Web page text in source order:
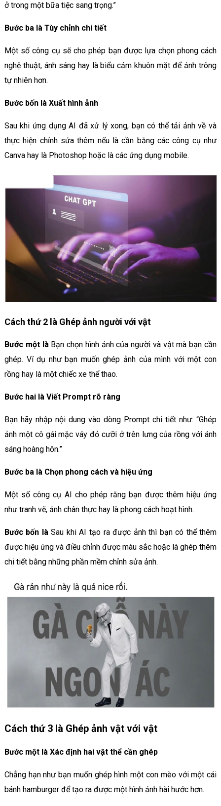
ở trong một bữa tiệc sang trọng.”
Bước ba là Tùy chỉnh chi tiết
Một số công cụ sẽ cho phép bạn được lựa chọn phong cách
nghệ thuật, ánh sáng hay là biểu cảm khuôn mặt để ảnh trông
tự nhiên hơn.
Bước bốn là Xuất hình ảnh
Sau khi ứng dụng AI đã xử lý xong, bạn có thể tải ảnh về và
thực hiện chỉnh sửa thêm nếu là cần bằng các công cụ như
Canva hay là Photoshop hoặc là các ứng dụng mobile.
Cách thứ 2 là Ghép ảnh người với vật
Bước một làBạn chọn hình ảnh của người và vật mà bạn cần
ghép. Ví dụ như bạn muốn ghép ảnh của mình với một con
rồng hay là một chiếc xe thể thao.
Bước hai là Viết Prompt rõ ràng
Bạn hãy nhập nội dung vào dòng Prompt chi tiết như: “Ghép
ảnh một cô gái mặc váy đỏ cưỡi ở trên lưng của rồng với ánh
sáng hoàng hôn.”
Bước ba là Chọn phong cách và hiệu ứng
Một số công cụ AI cho phép rằng bạn được thêm hiệu ứng
như tranh vẽ, ảnh chân thực hay là phong cách hoạt hình.
Bước bốn làSau khi AI tạo ra được ảnh thì bạn có thể thêm
được hiệu ứng và điều chỉnh được màu sắc hoặc là ghép thêm
chi tiết bằng những phần mềm chỉnh sửa ảnh.
Cách thứ 3 là Ghép ảnh vật với vật
Bước một là Xác định hai vật thể cần ghép
Chẳng hạn như bạn muốn ghép hình một con mèo với một cái
bánh hamburger để tạo ra được một hình ảnh hài hước hơn.